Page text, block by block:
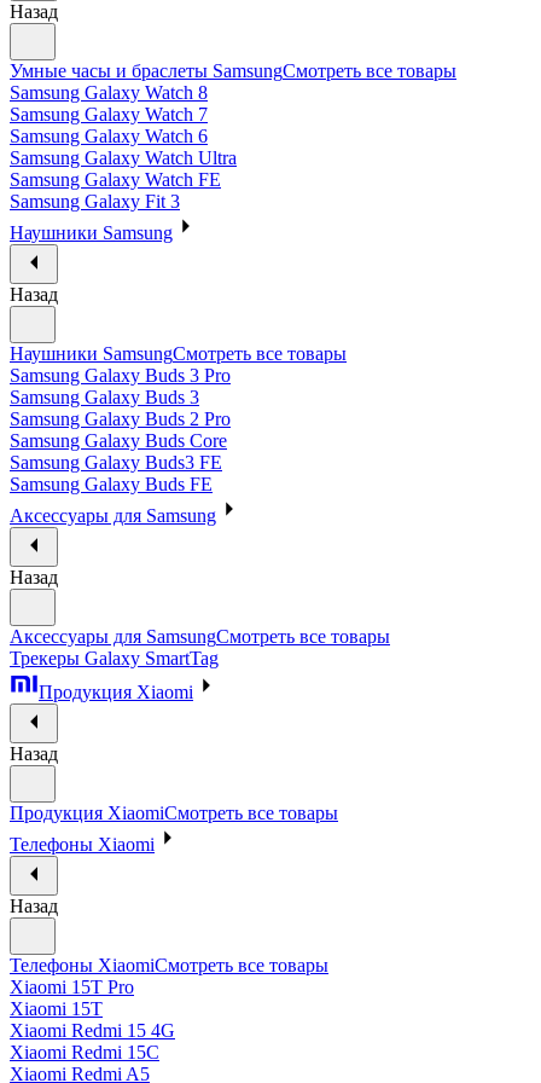
Назад
Умные часы и браслеты SamsungСмотреть все товары
Samsung Galaxy Watch 8
Samsung Galaxy Watch 7
Samsung Galaxy Watch 6
Samsung Galaxy Watch Ultra
Samsung Galaxy Watch FE
Samsung Galaxy Fit 3
Наушники Samsung
Назад
Наушники SamsungСмотреть все товары
Samsung Galaxy Buds 3 Pro
Samsung Galaxy Buds 3
Samsung Galaxy Buds 2 Pro
Samsung Galaxy Buds Core
Samsung Galaxy Buds3 FE
Samsung Galaxy Buds FE
Аксессуары для Samsung
Назад
Аксессуары для SamsungСмотреть все товары
Трекеры Galaxy SmartTag
Продукция Xiaomi
Назад
Продукция XiaomiСмотреть все товары
Телефоны Xiaomi
Назад
Телефоны XiaomiСмотреть все товары
Xiaomi 15T Pro
Xiaomi 15T
Xiaomi Redmi 15 4G
Xiaomi Redmi 15C
Xiaomi Redmi A5